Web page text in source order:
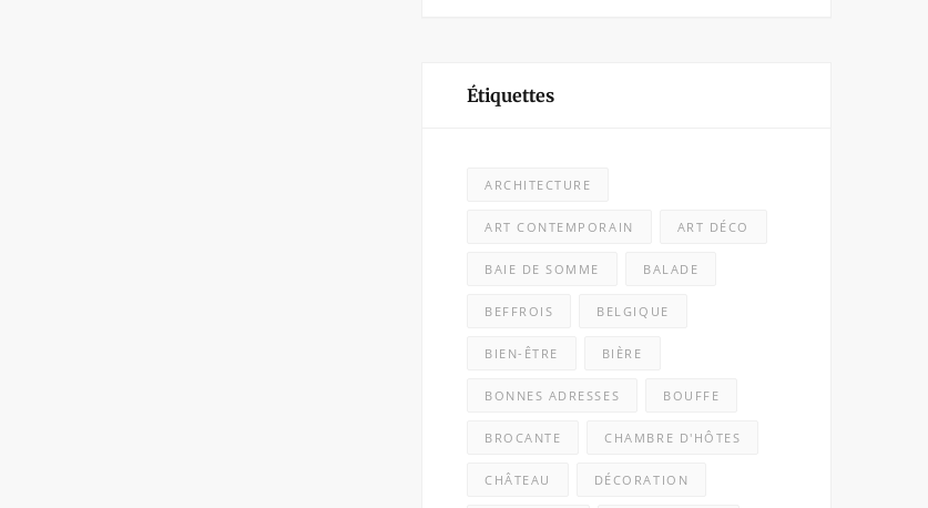
Étiquettes
ARCHITECTURE
ART CONTEMPORAIN ART DÉCO
BAIE DE SOMME BALADE
BEFFROIS BELGIQUE
BIEN-ÊTRE BIÈRE
BONNES ADRESSES BOUFFE
BROCANTE CHAMBRE D'HÔTES
CHÂTEAU DÉCORATION